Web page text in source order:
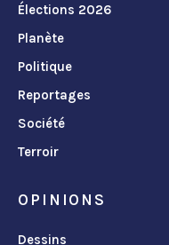
Élections 2026
Planète
Politique
Reportages
Société
Terroir
OPINIONS
Dessins